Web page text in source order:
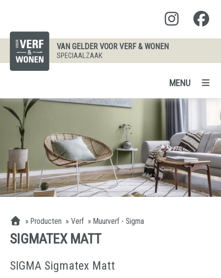
VAN GELDER VOOR VERF & WONEN
SPECIAALZAAK
MENU
» Producten »Verf » Muurverf - Sigma
SIGMATEX MATT
SIGMA Sigmatex Matt